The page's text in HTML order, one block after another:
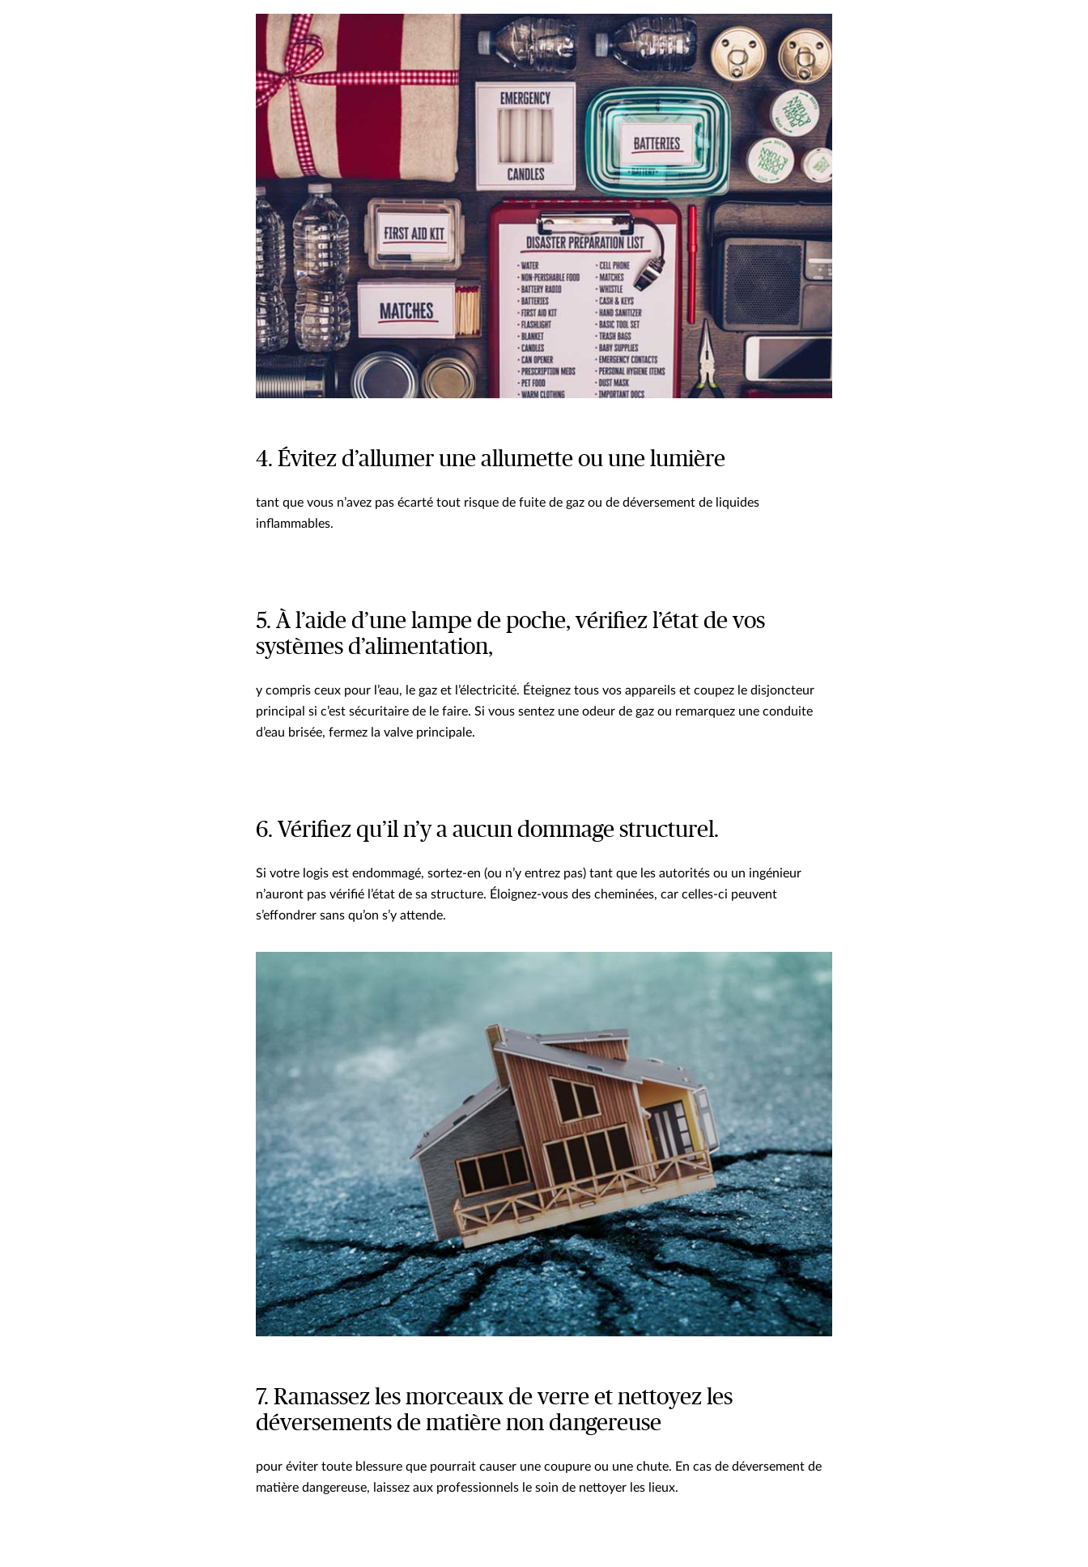
4. Évitez d’allumer une allumette ou une lumière
tant que vous n’avez pas écarté tout risque de fuite de gaz ou de déversement de liquides
inflammables.
5. À l’aide d’une lampe de poche, vérifiez l’état de vos
systèmes d’alimentation,
y compris ceux pour l’eau, le gaz et l’électricité. Éteignez tous vos appareils et coupez le disjoncteur
principal si c’est sécuritaire de le faire. Si vous sentez une odeur de gaz ou remarquez une conduite
d’eau brisée, fermez la valve principale.
6. Vérifiez qu’il n’y a aucun dommage structurel.
Si votre logis est endommagé, sortez-en (ou n’y entrez pas) tant que les autorités ou un ingénieur
n’auront pas vérifié l’état de sa structure. Éloignez-vous des cheminées, car celles-ci peuvent
s’effondrer sans qu’on s’y attende.
7. Ramassez les morceaux de verre et nettoyez les
déversements de matière non dangereuse
pour éviter toute blessure que pourrait causer une coupure ou une chute. En cas de déversement de
matière dangereuse, laissez aux professionnels le soin de nettoyer les lieux.